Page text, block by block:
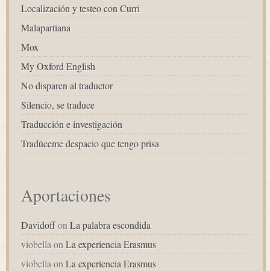
Localización y testeo con Curri
Malapartiana
Mox
My Oxford English
No disparen al traductor
Silencio, se traduce
Traducción e investigación
Tradúceme despacio que tengo prisa
Aportaciones
DavidoffonLa palabra escondida
viobellaonLa experiencia Erasmus
viobellaonLa experiencia Erasmus